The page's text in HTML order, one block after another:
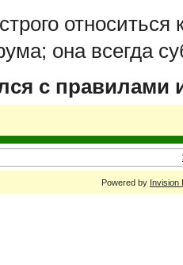
относиться
она всегда
с правилами
Powered by Invision